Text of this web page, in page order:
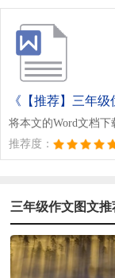
《【推荐】三年级
将本文的Word文档
推荐度：
三年级作文图文推